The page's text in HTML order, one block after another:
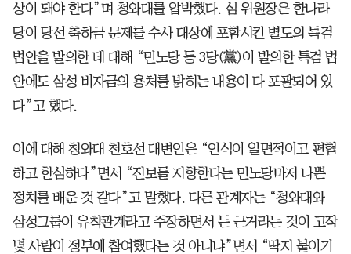
상이 돼야 한다”며 청와대를 압박했다. 심 위원장은 한나라
당이 당선 축하금 문제를 수사 대상에 포함시킨 별도의 특검
법안을 발의한 데 대해 “민노당 등 3당(黨)이 발의한 특검 법
안에도 삼성 비자금의 용처를 밝히는 내용이 다 포괄되어 있
다”고 했다.
이에 대해 청와대 천호선 대변인은 “인식이 일면적이고 편협
하고 한심하다”면서 “진보를 지향한다는 민노당마저 나쁜
정치를 배운 것 같다”고 말했다. 다른 관계자는 “청와대와
삼성그룹이 유착관계라고 주장하면서 든 근거라는 것이 고작
몇 사람이 정부에 참여했다는 것 아니냐”면서 “딱지 붙이기